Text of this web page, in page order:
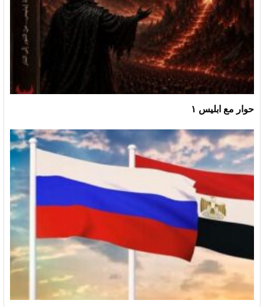
حوار مع ابليس ١